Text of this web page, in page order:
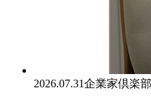
2026.07.31企業家倶楽